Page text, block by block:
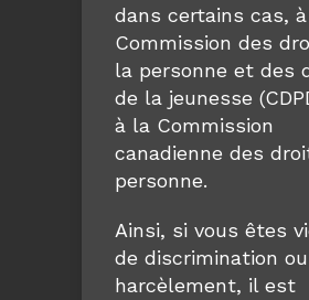
dans certains cas,
Commission des
la personne et des
de la jeunesse
à la Commission
canadienne des
personne.
Ainsi, si vous êtes
de discrimination
harcèlement, il est